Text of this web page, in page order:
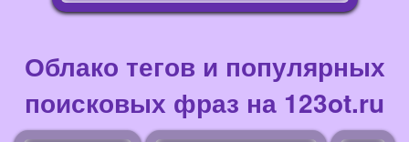
Облако тегов и популярных
поисковых фраз на 123ot.ru